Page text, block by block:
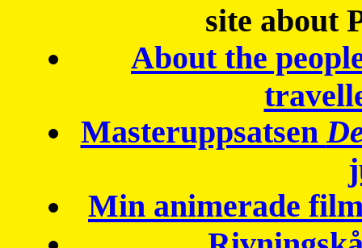
site about
About the
Masteruppsatsen
Min animerade